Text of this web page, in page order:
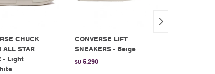
CHUCK
ALL STAR
- Light
CONVERSE LIFT
SNEAKERS - Beige
$U 5.290